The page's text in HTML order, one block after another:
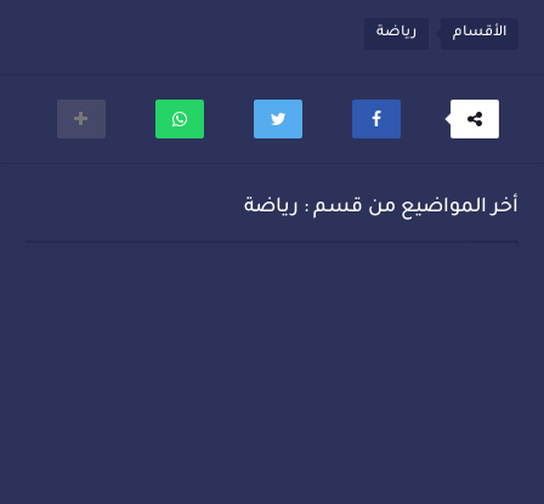
الأقسام رياضة
أخر المواضيع من قسم : رياضة